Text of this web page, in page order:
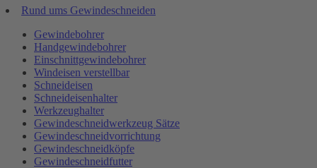
Rund ums Gewindeschneiden
Gewindebohrer
Handgewindebohrer
Einschnittgewindebohrer
Windeisen verstellbar
Schneideisen
Schneideisenhalter
Werkzeughalter
Gewindeschneidwerkzeug Sätze
Gewindeschneidvorrichtung
Gewindeschneidköpfe
Gewindeschneidfutter